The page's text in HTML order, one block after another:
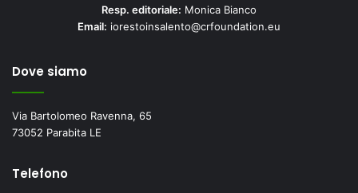
Resp. editoriale: Monica Bianco
Email: iorestoinsalento@crfoundation.eu
Dove siamo
Via Bartolomeo Ravenna, 65
73052 Parabita LE
Telefono